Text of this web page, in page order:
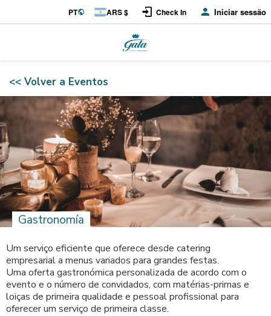
PT ARS $ Check In Iniciar sessão
<< Volver a Eventos
Gastronomía
Um serviço eficiente que oferece desde catering
empresarial a menus variados para grandes festas.
Uma oferta gastronómica personalizada de acordo com o
evento e o número de convidados, com matérias-primas e
loiças de primeira qualidade e pessoal profissional para
oferecer um serviço de primeira classe.